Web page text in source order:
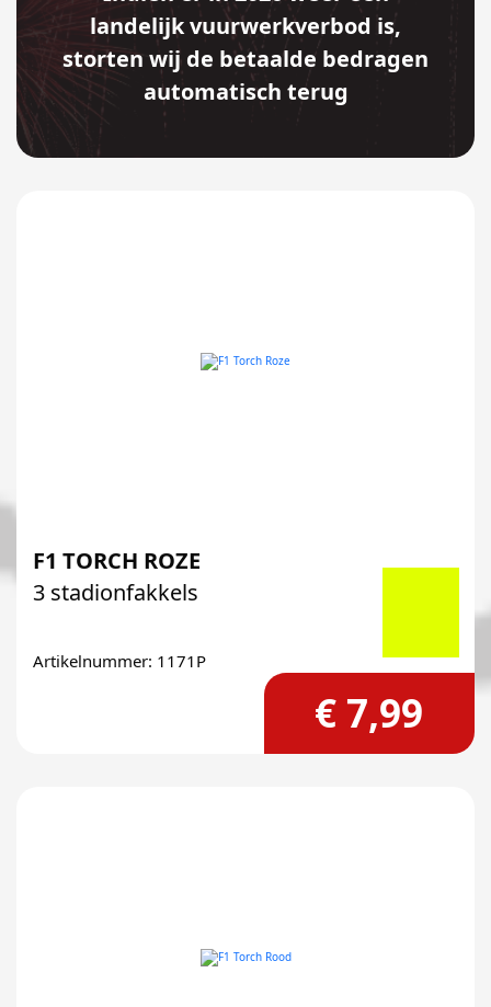
landelijk vuurwerkverbod is,
storten wij de betaalde bedragen
automatisch terug
F1 TORCH ROZE
3 stadionfakkels
Artikelnummer: 1171P
€ 7,99